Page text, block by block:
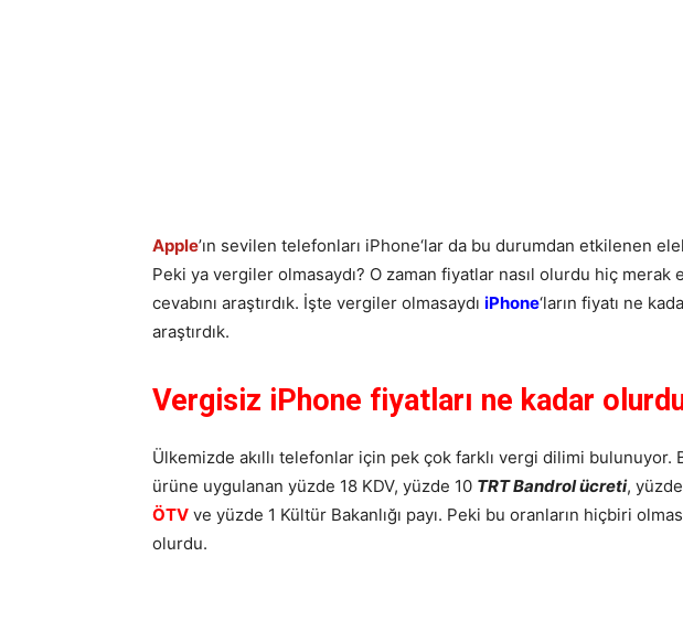
Apple’ın sevilen telefonları iPhone‘lar da bu durumdan etkilenen
Peki ya vergiler olmasaydı? O zaman fiyatlar nasıl olurdu hiç
cevabını araştırdık. İşte vergiler olmasaydı iPhone‘ların fiyatı ne
araştırdık.
Vergisiz iPhone fiyatları ne kadar
Ülkemizde akıllı telefonlar için pek çok farklı vergi dilimi bulunuyor.
ürüne uygulanan yüzde 18 KDV, yüzde 10 TRT Bandrol ücreti,
ÖTV ve yüzde 1 Kültür Bakanlığı payı. Peki bu oranların hiçbiri
olurdu.